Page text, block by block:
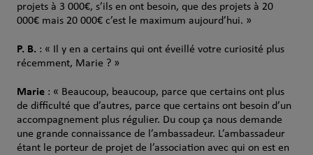
projets à 3 000€, s’ils en ont besoin, que des projets à 20
000€ mais 20 000€ c’est le maximum aujourd’hui. »
P. B. : « Il y en a certains qui ont éveillé votre curiosité plus
récemment, Marie ? »
Marie : « Beaucoup, beaucoup, parce que certains ont plus
de difficulté que d’autres, parce que certains ont besoin d’un
accompagnement plus régulier. Du coup ça nous demande
une grande connaissance de l’ambassadeur. L’ambassadeur
étant le porteur de projet de l’association avec qui on est en